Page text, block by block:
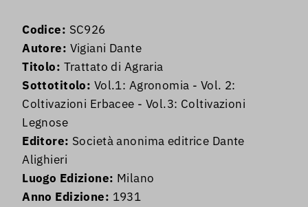
Codice: SC926
Autore: Vigiani Dante
Titolo: Trattato di Agraria
Sottotitolo: Vol.1: Agronomia - Vol. 2:
Coltivazioni Erbacee - Vol.3: Coltivazioni
Legnose
Editore: Società anonima editrice Dante
Alighieri
Luogo Edizione: Milano
Anno Edizione: 1931